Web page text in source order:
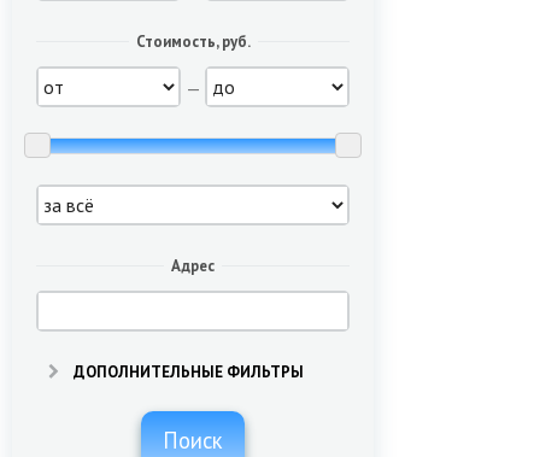
Стоимость, руб.
—
Адрес
ДОПОЛНИТЕЛЬНЫЕ ФИЛЬТРЫ
Поиск